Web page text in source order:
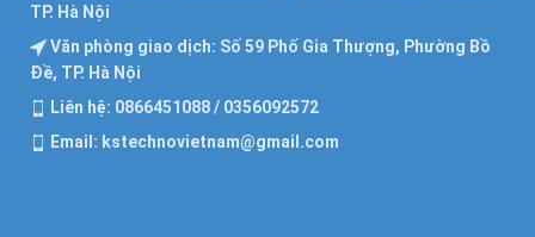
TP. Hà Nội
Văn phòng giao dịch: Số 59 Phố Gia Thượng, Phường Bồ
Đề, TP. Hà Nội
Liên hệ: 0866451088 / 0356092572
Email: kstechnovietnam@gmail.com